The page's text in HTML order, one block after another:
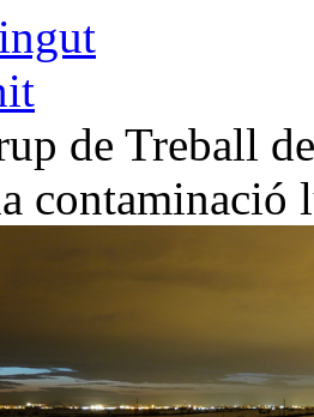
de Treball
contaminació